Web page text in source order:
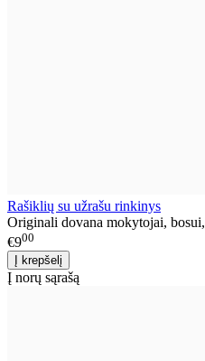
Rašiklių su užrašu rinkinys
Originali dovana mokytojai,
€900
Į norų sąrašą